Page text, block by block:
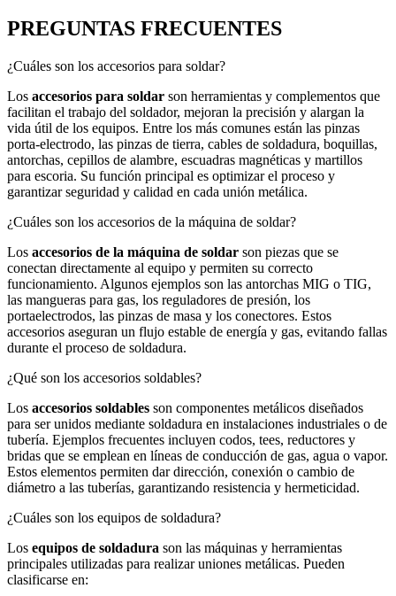
PREGUNTAS FRECUENTES
¿Cuáles son los accesorios para soldar?
Los accesorios para soldar son herramientas y complementos que
facilitan el trabajo del soldador, mejoran la precisión y alargan la
vida útil de los equipos. Entre los más comunes están las pinzas
porta-electrodo, las pinzas de tierra, cables de soldadura, boquillas,
antorchas, cepillos de alambre, escuadras magnéticas y martillos
para escoria. Su función principal es optimizar el proceso y
garantizar seguridad y calidad en cada unión metálica.
¿Cuáles son los accesorios de la máquina de soldar?
Los accesorios de la máquina de soldar son piezas que se
conectan directamente al equipo y permiten su correcto
funcionamiento. Algunos ejemplos son las antorchas MIG o TIG,
las mangueras para gas, los reguladores de presión, los
portaelectrodos, las pinzas de masa y los conectores. Estos
accesorios aseguran un flujo estable de energía y gas, evitando fallas
durante el proceso de soldadura.
¿Qué son los accesorios soldables?
Los accesorios soldables son componentes metálicos diseñados
para ser unidos mediante soldadura en instalaciones industriales o de
tubería. Ejemplos frecuentes incluyen codos, tees, reductores y
bridas que se emplean en líneas de conducción de gas, agua o vapor.
Estos elementos permiten dar dirección, conexión o cambio de
diámetro a las tuberías, garantizando resistencia y hermeticidad.
¿Cuáles son los equipos de soldadura?
Los equipos de soldadura son las máquinas y herramientas
principales utilizadas para realizar uniones metálicas. Pueden
clasificarse en: